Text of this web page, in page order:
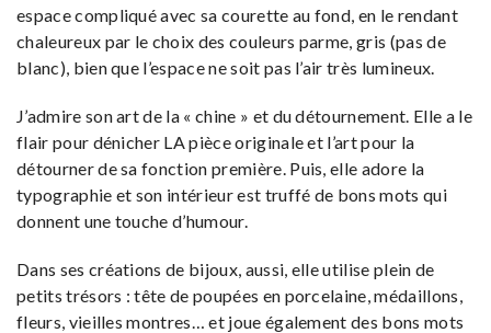
espace compliqué avec sa courette au fond, en le rendant
chaleureux par le choix des couleurs parme, gris (pas de
blanc), bien que l’espace ne soit pas l’air très lumineux.
J’admire son art de la « chine » et du détournement. Elle a le
flair pour dénicher LA pièce originale et l’art pour la
détourner de sa fonction première. Puis, elle adore la
typographie et son intérieur est truffé de bons mots qui
donnent une touche d’humour.
Dans ses créations de bijoux, aussi, elle utilise plein de
petits trésors : tête de poupées en porcelaine, médaillons,
fleurs, vieilles montres… et joue également des bons mots